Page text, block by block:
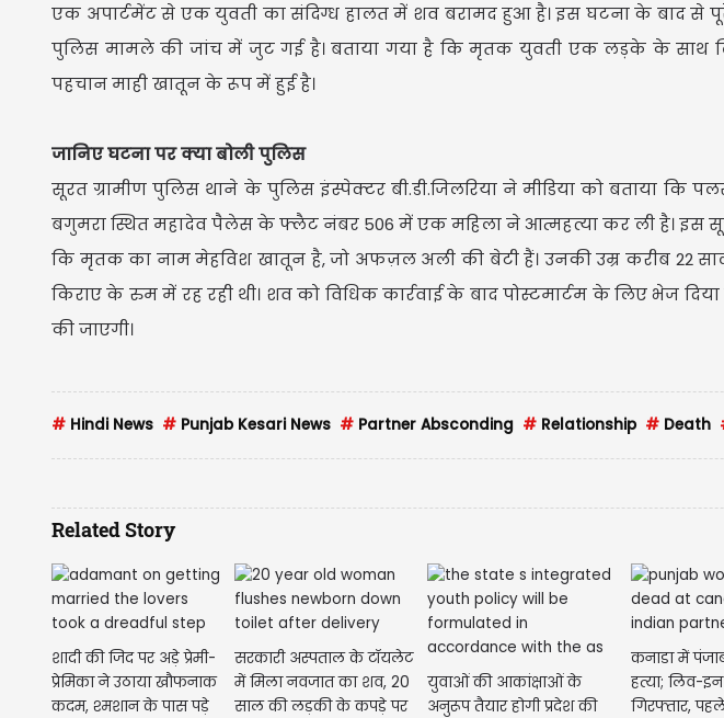
एक अपार्टमेंट से एक युवती का संदिग्ध हालत में शव बरामद हुआ है। इस घटना के बाद
पुलिस मामले की जांच में जुट गई है। बताया गया है कि मृतक युवती एक लड़के के साथ
पहचान माही खातून के रूप में हुई है।
जानिए घटना पर क्या बोली पुलिस
सूरत ग्रामीण पुलिस थाने के पुलिस इंस्पेक्टर बी.डी.जिलरिया ने मीडिया को बताया कि
बगुमरा स्थित महादेव पैलेस के फ्लैट नंबर 506 में एक महिला ने आत्महत्या कर ली है। इस
कि मृतक का नाम मेहविश खातून है, जो अफज़ल अली की बेटी हैं। उनकी उम्र करीब 22
किराए के रुम में रह रही थी। शव को विधिक कार्रवाई के बाद पोस्टमार्टम के लिए भेज दिया
की जाएगी।
# Hindi News # Punjab Kesari News # Partner Absconding # Relationship # Death
Related Story
शादी की जिद पर अड़े प्रेमी-
प्रेमिका ने उठाया खौफनाक
कदम, श्मशान के पास पड़े
सरकारी अस्पताल के टॉयलेट
में मिला नवजात का शव, 20
साल की लड़की के कपड़े पर
युवाओं की आकांक्षाओं के
अनुरूप तैयार होगी प्रदेश की
कनाडा में
हत्या; लिव-इन
गिरफ्तार,